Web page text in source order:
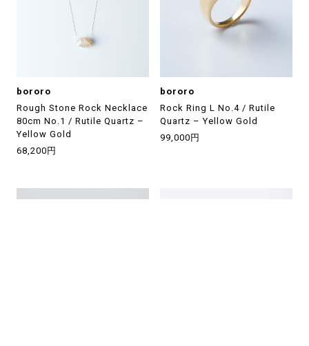
bororo
Rough Stone Rock Necklace
80cm No.1 / Rutile Quartz –
Yellow Gold
68,200円
bororo
Rock Ring L No.4 / Rutile
Quartz – Yellow Gold
99,000円